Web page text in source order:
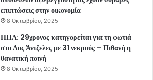
επιπτώσεις στην οικονομία
8 Οκτωβρίου, 2025
ΗΠΑ: 29χρονος κατηγορείται για τη φωτιά
στο Λος Άντζελες με 31 νεκρούς – Πιθανή η
θανατική ποινή
8 Οκτωβρίου, 2025